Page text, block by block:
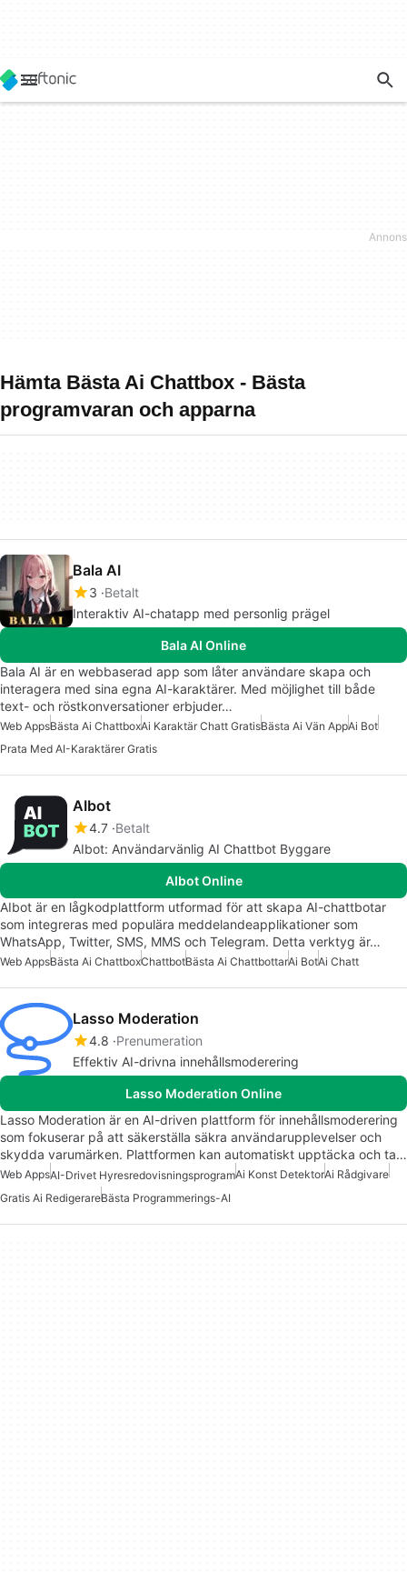
Hämta Bästa Ai Chattbox - Bästa
programvaran och apparna
Bala AI
3 Betalt
Interaktiv AI-chatapp med personlig prägel
Bala AI Online
Bala AI är en webbaserad app som låter användare skapa och
interagera med sina egna AI-karaktärer. Med möjlighet till både
text- och röstkonversationer erbjuder…
Web AppsBästa Ai ChattboxAi Karaktär Chatt GratisBästa Ai Vän AppAi Bot
Prata Med AI-Karaktärer Gratis
AIbot
4.7 Betalt
AIbot: Användarvänlig AI Chattbot Byggare
AIbot Online
AIbot är en lågkodplattform utformad för att skapa AI-chattbotar
som integreras med populära meddelandeapplikationer som
WhatsApp, Twitter, SMS, MMS och Telegram. Detta verktyg är…
Web AppsBästa Ai ChattboxChattbotBästa Ai ChattbottarAi BotAi Chatt
Lasso Moderation
4.8 Prenumeration
Effektiv AI-drivna innehållsmoderering
Lasso Moderation Online
Lasso Moderation är en AI-driven plattform för innehållsmoderering
som fokuserar på att säkerställa säkra användarupplevelser och
skydda varumärken. Plattformen kan automatiskt upptäcka och ta…
Web AppsAI-Drivet HyresredovisningsprogramAi Konst DetektorAi Rådgivare
Gratis Ai RedigerareBästa Programmerings-AI